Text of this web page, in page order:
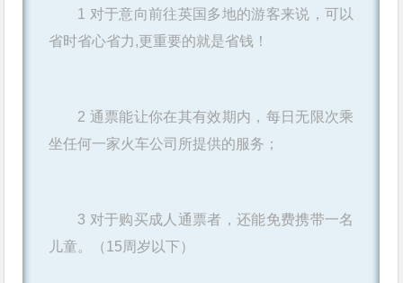
1 对于意向前往英国多地的游客来说，可以
省时省心省力,更重要的就是省钱！
2 通票能让你在其有效期内，每日无限次乘
坐任何一家火车公司所提供的服务；
3 对于购买成人通票者，还能免费携带一名
儿童。（15周岁以下）